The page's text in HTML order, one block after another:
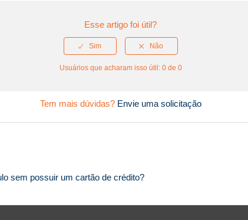
Esse artigo foi útil?
Usuários que acharam isso útil: 0 de 0
Tem mais dúvidas? Envie uma solicitação
sem possuir um cartão de crédito?